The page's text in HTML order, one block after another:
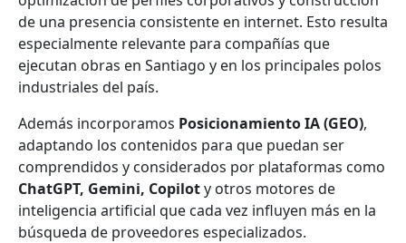
de una presencia consistente en internet. Esto resulta
especialmente relevante para compañías que
ejecutan obras en Santiago y en los principales polos
industriales del país.
Además incorporamos Posicionamiento IA (GEO),
adaptando los contenidos para que puedan ser
comprendidos y considerados por plataformas como
ChatGPT, Gemini, Copiloty otros motores de
inteligencia artificial que cada vez influyen más en la
búsqueda de proveedores especializados.